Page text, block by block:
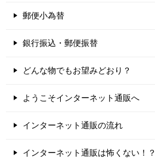
郵便小為替
銀行振込・郵便振替
どんな物でもお望みどおり？
ようこそインターネット通販へ
インターネット通販の流れ
インターネット通販は怖くない！？